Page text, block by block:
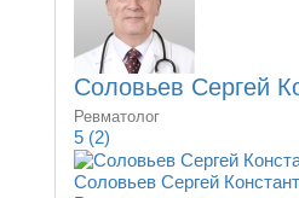
Соловьев Сергей
Ревматолог
5 (2)
Соловьев Сергей